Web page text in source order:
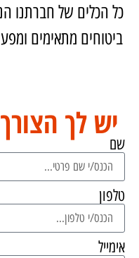
כל הכלים של חברתנו
ביטוחים מתאימים
יש לך
שם
טלפון
אימייל